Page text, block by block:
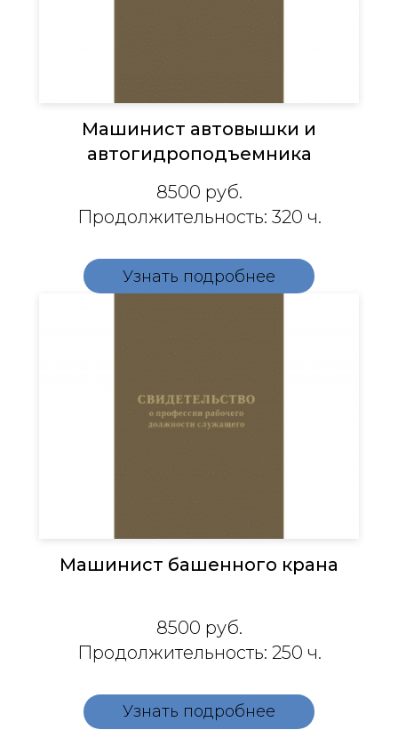
Машинист автовышки и
автогидроподъемника
8500 руб.
Продолжительность: 320 ч.
Узнать подробнее
Машинист башенного крана
8500 руб.
Продолжительность: 250 ч.
Узнать подробнее